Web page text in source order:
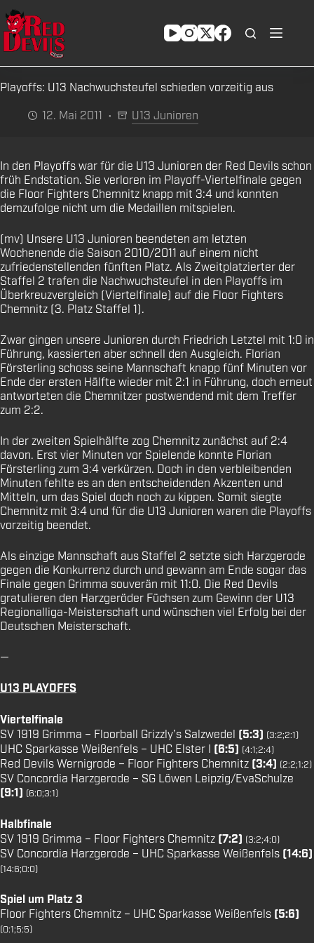
Zum
Inhalt
springen
Playoffs: U13 Nachwuchsteufel schieden vorzeitig aus
12. Mai 2011
U13 Junioren
In den Playoffs war für die U13 Junioren der Red Devils schon
früh Endstation. Sie verloren im Playoff-Viertelfinale gegen
die Floor Fighters Chemnitz knapp mit 3:4 und konnten
demzufolge nicht um die Medaillen mitspielen.
(mv) Unsere U13 Junioren beendeten am letzten
Wochenende die Saison 2010/2011 auf einem nicht
zufriedenstellenden fünften Platz. Als Zweitplatzierter der
Staffel 2 trafen die Nachwuchsteufel in den Playoffs im
Überkreuzvergleich (Viertelfinale) auf die Floor Fighters
Chemnitz (3. Platz Staffel 1).
Zwar gingen unsere Junioren durch Friedrich Letztel mit 1:0 in
Führung, kassierten aber schnell den Ausgleich. Florian
Försterling schoss seine Mannschaft knapp fünf Minuten vor
Ende der ersten Hälfte wieder mit 2:1 in Führung, doch erneut
antworteten die Chemnitzer postwendend mit dem Treffer
zum 2:2.
In der zweiten Spielhälfte zog Chemnitz zunächst auf 2:4
davon. Erst vier Minuten vor Spielende konnte Florian
Försterling zum 3:4 verkürzen. Doch in den verbleibenden
Minuten fehlte es an den entscheidenden Akzenten und
Mitteln, um das Spiel doch noch zu kippen. Somit siegte
Chemnitz mit 3:4 und für die U13 Junioren waren die Playoffs
vorzeitig beendet.
Als einzige Mannschaft aus Staffel 2 setzte sich Harzgerode
gegen die Konkurrenz durch und gewann am Ende sogar das
Finale gegen Grimma souverän mit 11:0. Die Red Devils
gratulieren den Harzgeröder Füchsen zum Gewinn der U13
Regionalliga-Meisterschaft und wünschen viel Erfolg bei der
Deutschen Meisterschaft.
—
U13 PLAYOFFS
Viertelfinale
SV 1919 Grimma – Floorball Grizzly’s Salzwedel (5:3) (3:2;2:1)
UHC Sparkasse Weißenfels – UHC Elster I (6:5) (4:1;2:4)
Red Devils Wernigrode – Floor Fighters Chemnitz (3:4) (2:2;1:2)
SV Concordia Harzgerode – SG Löwen Leipzig/EvaSchulze
(9:1) (6:0;3:1)
Halbfinale
SV 1919 Grimma – Floor Fighters Chemnitz (7:2) (3:2;4:0)
SV Concordia Harzgerode – UHC Sparkasse Weißenfels (14:6)
(14:6;0:0)
Spiel um Platz 3
Floor Fighters Chemnitz – UHC Sparkasse Weißenfels (5:6)
(0:1;5:5)